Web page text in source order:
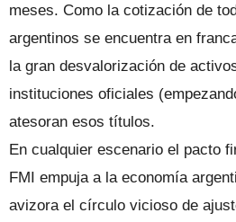
meses. Como la cotización de
argentinos se encuentra en
la gran desvalorización de
instituciones oficiales
atesoran esos títulos.
En cualquier escenario el pacto
FMI empuja a la economía
avizora el círculo vicioso de